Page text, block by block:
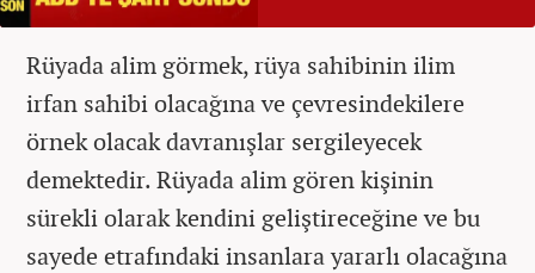
Rüyada alim görmek, rüya sahibinin ilim
irfan sahibi olacağına ve çevresindekilere
örnek olacak davranışlar sergileyecek
demektedir. Rüyada alim gören kişinin
sürekli olarak kendini geliştireceğine ve bu
sayede etrafındaki insanlara yararlı olacağına